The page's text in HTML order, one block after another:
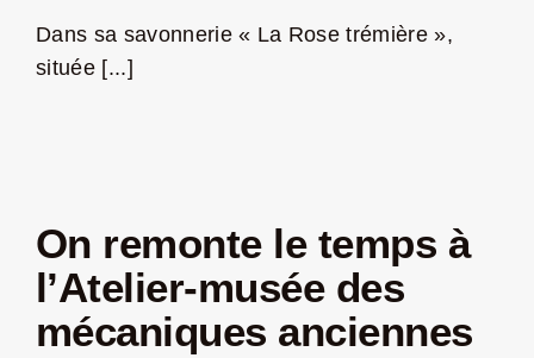
Dans sa savonnerie « La Rose trémière »,
située [...]
On remonte le temps à
l’Atelier-musée des
mécaniques anciennes